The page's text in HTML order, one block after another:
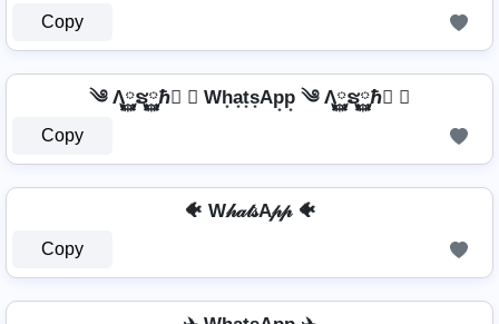
Copy
༄ Λ࿆ຮ࿆ℏ࿆ ✘ Wh͙a͙t͙s͙Ap͙p͙ ༄ Λ࿆ຮ࿆ℏ࿆ ✘
Copy
🐠 W𝒽𝒶𝓉𝓈A𝓅𝓅 🐠
Copy